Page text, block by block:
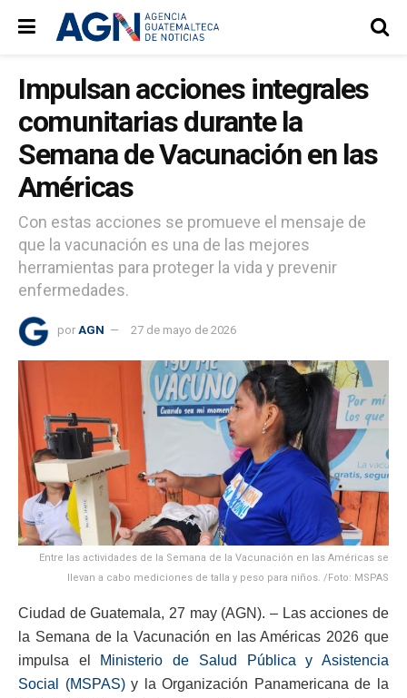
Impulsan acciones integrales
comunitarias durante la
Semana de Vacunación en las
Américas
Con estas acciones se promueve el mensaje de
que la vacunación es una de las mejores
herramientas para proteger la vida y prevenir
enfermedades.
por AGN 27 de mayo de 2026
Entre las actividades de la Semana de la Vacunación en las Américas se
llevan a cabo mediciones de talla y peso para niños. /Foto: MSPAS
Ciudad de Guatemala, 27 may (AGN). – Las acciones de
la Semana de la Vacunación en las Américas 2026 que
impulsa el Ministerio de Salud Pública y Asistencia
Social (MSPAS)y la Organización Panamericana de la